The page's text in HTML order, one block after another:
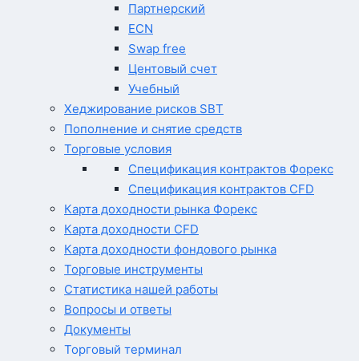
Партнерский
ECN
Swap free
Центовый счет
Учебный
Хеджирование рисков SBT
Пополнение и снятие средств
Торговые условия
Спецификация контрактов Форекс
Спецификация контрактов CFD
Карта доходности рынка Форекс
Карта доходности CFD
Карта доходности фондового рынка
Торговые инструменты
Статистика нашей работы
Вопросы и ответы
Документы
Торговый терминал